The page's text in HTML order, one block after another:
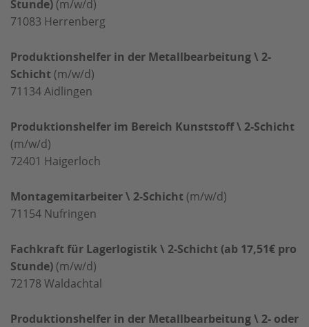
Stunde) (m/w/d)
71083 Herrenberg
Produktionshelfer in der Metallbearbeitung \ 2-
Schicht (m/w/d)
71134Aidlingen
Produktionshelfer im Bereich Kunststoff \ 2-Schicht
(m/w/d)
72401 Haigerloch
Montagemitarbeiter \ 2-Schicht (m/w/d)
71154 Nufringen
Fachkraft für Lagerlogistik \ 2-Schicht (ab 17,51€ pro
Stunde) (m/w/d)
72178 Waldachtal
Produktionshelfer in der Metallbearbeitung \ 2- oder